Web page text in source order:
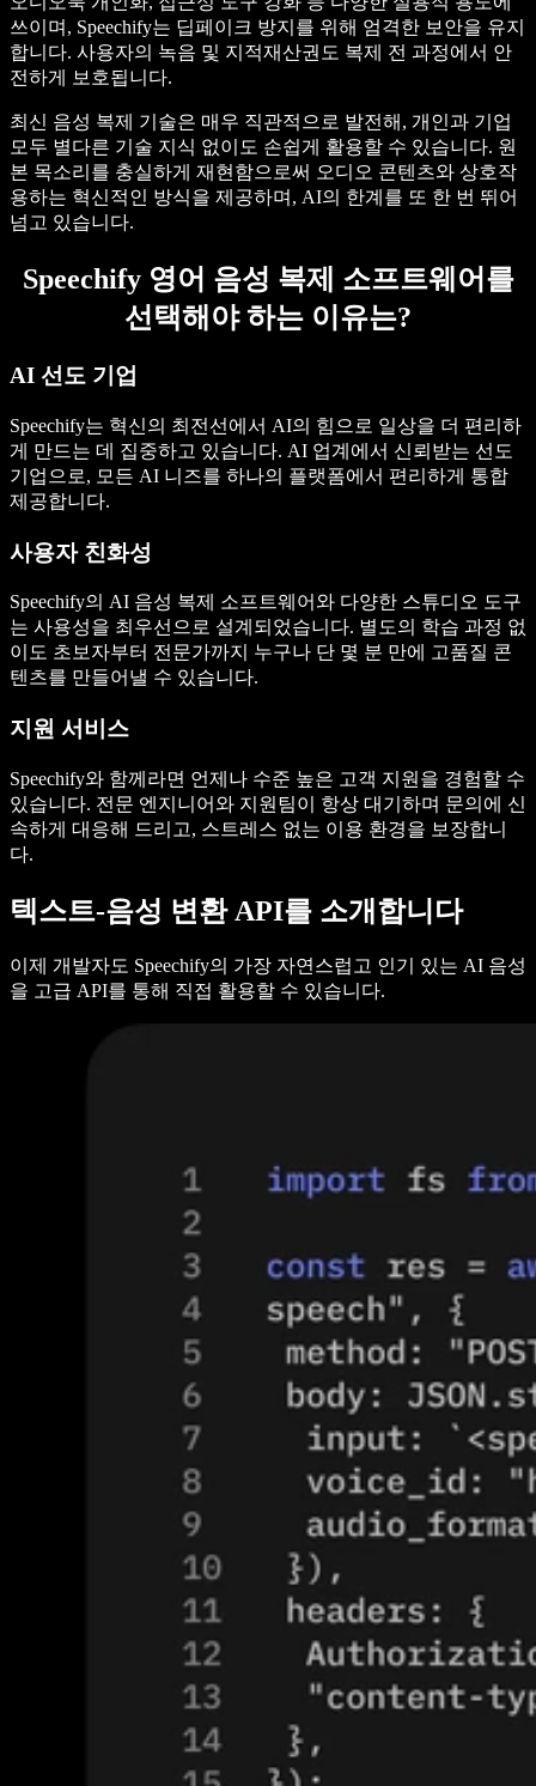
쓰이며, Speechify는 딥페이크 방지를 위해 엄격한 보안을 유지
합니다. 사용자의 녹음 및 지적재산권도 복제 전 과정에서 안
전하게 보호됩니다.
최신 음성 복제 기술은 매우 직관적으로 발전해, 개인과 기업
모두 별다른 기술 지식 없이도 손쉽게 활용할 수 있습니다. 원
본 목소리를 충실하게 재현함으로써 오디오 콘텐츠와 상호작
용하는 혁신적인 방식을 제공하며, AI의 한계를 또 한 번 뛰어
넘고 있습니다.
Speechify 영어 음성 복제 소프트웨어를
선택해야 하는 이유는?
AI 선도 기업
Speechify는 혁신의 최전선에서 AI의 힘으로 일상을 더 편리하
게 만드는 데 집중하고 있습니다. AI 업계에서 신뢰받는 선도
기업으로, 모든 AI 니즈를 하나의 플랫폼에서 편리하게 통합
제공합니다.
사용자 친화성
Speechify의 AI 음성 복제 소프트웨어와 다양한 스튜디오 도구
는 사용성을 최우선으로 설계되었습니다. 별도의 학습 과정 없
이도 초보자부터 전문가까지 누구나 단 몇 분 만에 고품질 콘
텐츠를 만들어낼 수 있습니다.
지원 서비스
Speechify와 함께라면 언제나 수준 높은 고객 지원을 경험할 수
있습니다. 전문 엔지니어와 지원팀이 항상 대기하며 문의에 신
속하게 대응해 드리고, 스트레스 없는 이용 환경을 보장합니
다.
텍스트-음성 변환 API를 소개합니다
이제 개발자도 Speechify의 가장 자연스럽고 인기 있는 AI 음성
을 고급 API를 통해 직접 활용할 수 있습니다.